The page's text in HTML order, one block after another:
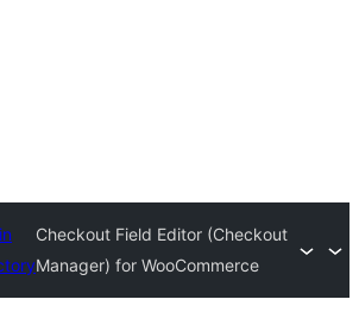
Checkout Field Editor (Checkout
Manager) for WooCommerce